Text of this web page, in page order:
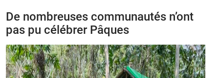
De nombreuses communautés n’ont
pas pu célébrer Pâques